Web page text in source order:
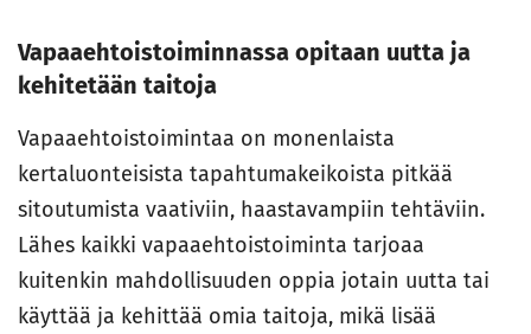
Vapaaehtoistoiminnassa opitaan uutta ja
kehitetään taitoja
Vapaaehtoistoimintaa on monenlaista
kertaluonteisista tapahtumakeikoista pitkää
sitoutumista vaativiin, haastavampiin tehtäviin.
Lähes kaikki vapaaehtoistoiminta tarjoaa
kuitenkin mahdollisuuden oppia jotain uutta tai
käyttää ja kehittää omia taitoja, mikä lisää